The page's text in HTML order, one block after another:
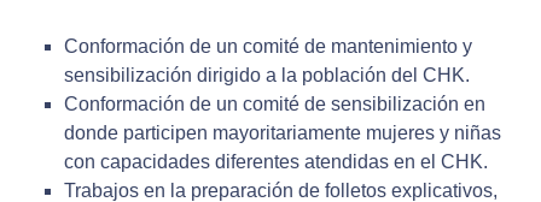
Conformación de un comité de mantenimiento y
sensibilización dirigido a la población del CHK.
Conformación de un comité de sensibilización en
donde participen mayoritariamente mujeres y niñas
con capacidades diferentes atendidas en el CHK.
Trabajos en la preparación de folletos explicativos,